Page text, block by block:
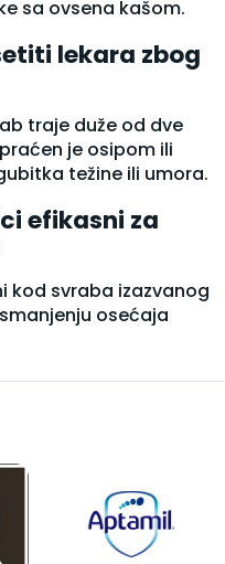
sa ovsena kašom.
lekara zbog
traje duže od dve
je osipom ili
težine ili umora.
efikasni za
kod svraba izazvanog
osećaja